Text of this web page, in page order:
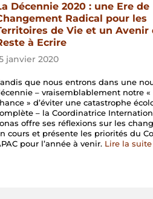
Décennie 2020 : une Ere de
Radical pour les
de Vie et un Avenir
à Ecrire
janvier 2020
que nous entrons dans une
– vraisemblablement notre «
» d’éviter une catastrophe
– la Coordinatrice
offre ses réflexions sur les
cours et présente les priorités du
pour l’année à venir. Lire la suite